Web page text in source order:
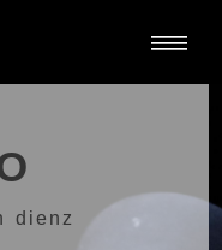
dienz